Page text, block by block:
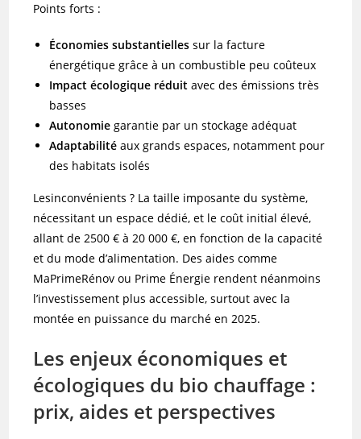
Points forts :
Économies substantielles sur la facture
énergétique grâce à un combustible peu coûteux
Impact écologique réduit avec des émissions très
basses
Autonomie garantie par un stockage adéquat
Adaptabilité aux grands espaces, notamment pour
des habitats isolés
Lesinconvénients ? La taille imposante du système,
nécessitant un espace dédié, et le coût initial élevé,
allant de 2500 € à 20 000 €, en fonction de la capacité
et du mode d’alimentation. Des aides comme
MaPrimeRénov ou Prime Énergie rendent néanmoins
l’investissement plus accessible, surtout avec la
montée en puissance du marché en 2025.
Les enjeux économiques et
écologiques du bio chauffage :
prix, aides et perspectives